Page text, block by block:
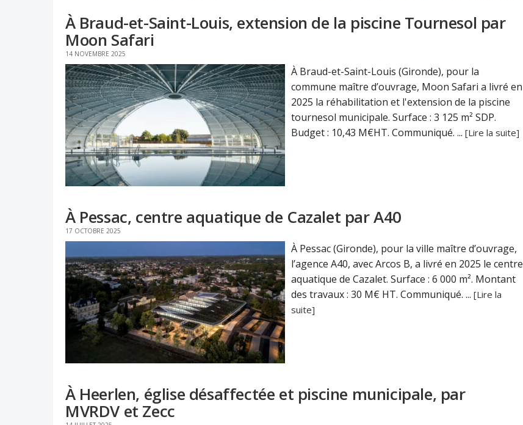
À Braud-et-Saint-Louis, extension de la piscine Tournesol par
Moon Safari
14 NOVEMBRE 2025
À Braud-et-Saint-Louis (Gironde), pour la
commune maître d’ouvrage, Moon Safari a livré en
2025 la réhabilitation et l'extension de la piscine
tournesol municipale. Surface : 3 125 m² SDP.
Budget : 10,43 M€HT. Communiqué. ... [Lire la suite]
À Pessac, centre aquatique de Cazalet par A40
17 OCTOBRE 2025
À Pessac (Gironde), pour la ville maître d’ouvrage,
l’agence A40, avec Arcos B, a livré en 2025 le centre
aquatique de Cazalet. Surface : 6 000 m². Montant
des travaux : 30 M€ HT. Communiqué. ... [Lire la
suite]
À Heerlen, église désaffectée et piscine municipale, par
MVRDV et Zecc